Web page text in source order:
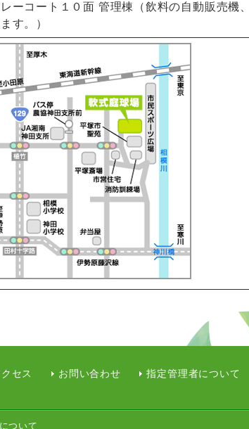
ーコート１０面 管理棟（飲料の自動販売機
す。）
セス お問い合わせ 指定管理者について
ついて